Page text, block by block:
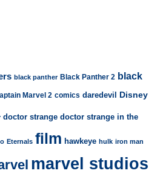
black panther Black Panther 2 black
Marvel 2 comics daredevil Disney
doctor strange doctor strange in the
Eternals film hawkeye hulk iron man
marvel studios